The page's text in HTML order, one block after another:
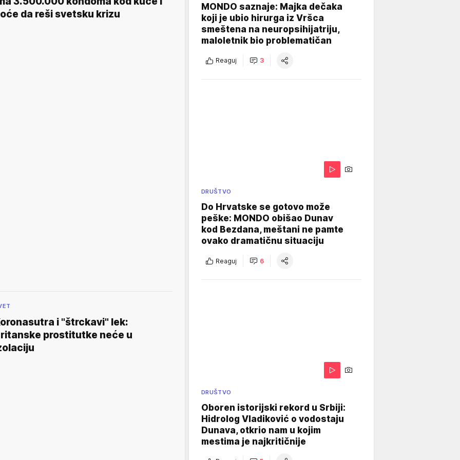
da reši svetsku krizu
i "štrckavi" lek:
prostitutke neće u
MONDO saznaje: Majka dečaka
koji je ubio hirurga iz Vršca
smeštena na neuropsihijatriju,
maloletnik bio problematičan
Reaguj 3
DRUŠTVO
Do Hrvatske se gotovo može
peške: MONDO obišao Dunav
kod Bezdana, meštani ne pamte
ovako dramatičnu situaciju
Reaguj 6
DRUŠTVO
Oboren istorijski rekord u Srbiji:
Hidrolog Vladiković o vodostaju
Dunava, otkrio nam u kojim
mestima je najkritičnije